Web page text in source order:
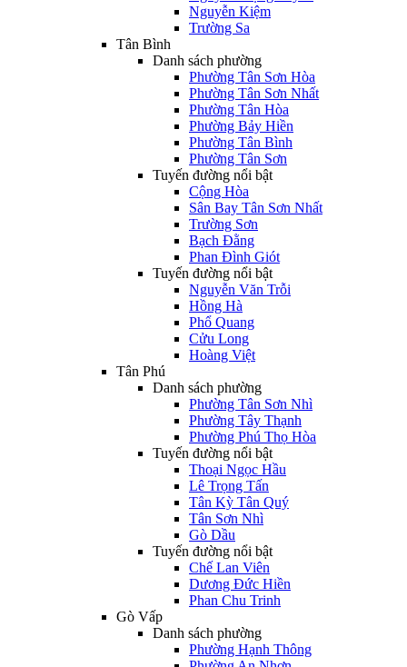
Nguyễn Kiệm
Trường Sa
Tân Bình
Danh sách phường
Phường Tân Sơn Hòa
Phường Tân Sơn Nhất
Phường Tân Hòa
Phường Bảy Hiền
Phường Tân Bình
Phường Tân Sơn
Tuyến đường nổi bật
Cộng Hòa
Sân Bay Tân Sơn Nhất
Trường Sơn
Bạch Đằng
Phan Đình Giót
Tuyến đường nổi bật
Nguyễn Văn Trỗi
Hồng Hà
Phổ Quang
Cửu Long
Hoàng Việt
Tân Phú
Danh sách phường
Phường Tân Sơn Nhì
Phường Tây Thạnh
Phường Phú Thọ Hòa
Tuyến đường nổi bật
Thoại Ngọc Hầu
Lê Trọng Tấn
Tân Kỳ Tân Quý
Tân Sơn Nhì
Gò Dầu
Tuyến đường nổi bật
Chế Lan Viên
Dương Đức Hiền
Phan Chu Trinh
Gò Vấp
Danh sách phường
Phường Hạnh Thông